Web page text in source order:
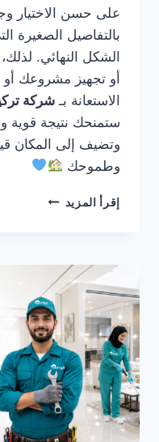
على حسن الاختيار
بالتفاصيل الصغيرة
الشكل النهائي.
أو تجهيز مشروعك أو
الاستعانة بـ شركة
ستمنحك نتيجة قوية
وتضيف إلى المكان
وطموحك
إقرأ المزيد شركة
راس
الخيمة